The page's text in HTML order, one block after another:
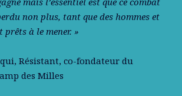
non plus, tant que des hommes et
prêts à le mener. »
, Résistant, co-fondateur du
des Milles